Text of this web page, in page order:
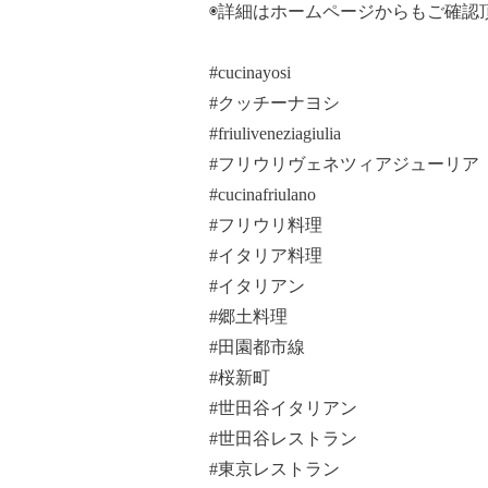
◉詳細はホームページからもご確認
#cucinayosi
#クッチーナヨシ
#friuliveneziagiulia
#フリウリヴェネツィアジューリア
#cucinafriulano
#フリウリ料理
#イタリア料理
#イタリアン
#郷土料理
#田園都市線
#桜新町
#世田谷イタリアン
#世田谷レストラン
#東京レストラン